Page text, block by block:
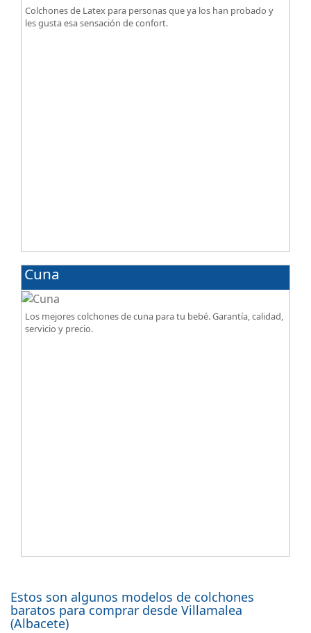
Colchones de Latex para personas que ya los han probado y
les gusta esa sensación de confort.
Cuna
Los mejores colchones de cuna para tu bebé. Garantía, calidad,
servicio y precio.
Estos son algunos modelos de colchones
baratos para comprar desde Villamalea
(Albacete)